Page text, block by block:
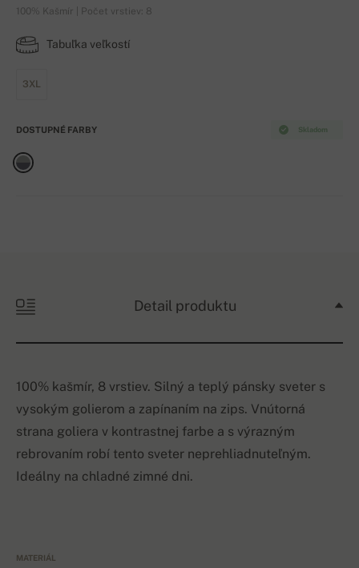
100% Kašmír | Počet vrstiev: 8
Tabuľka veľkostí
3XL
Skladom
DOSTUPNÉ FARBY
Detail produktu
100% kašmír, 8 vrstiev. Silný a teplý pánsky sveter s
vysokým golierom a zapínaním na zips. Vnútorná
strana goliera v kontrastnej farbe a s výrazným
rebrovaním robí tento sveter neprehliadnuteľným.
Ideálny na chladné zimné dni.
MATERIÁL